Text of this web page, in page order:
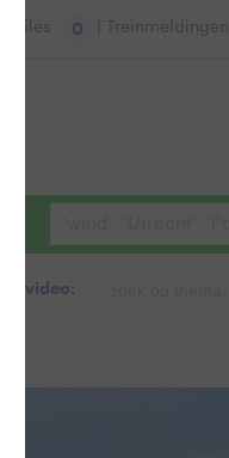
Files 0 | Treinmeldingen
& video: